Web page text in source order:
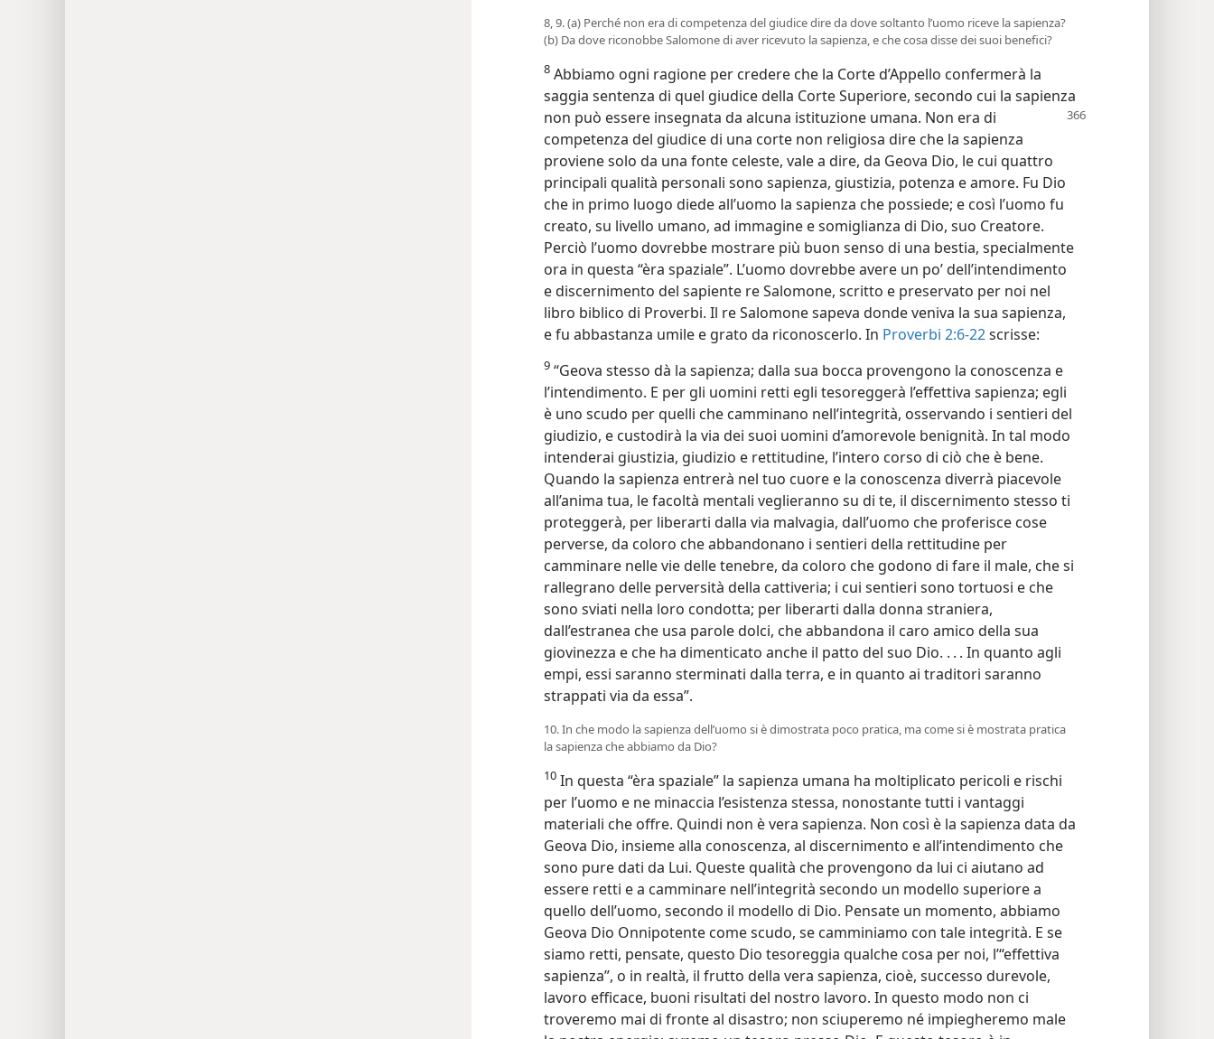
8, 9. (a) Perché non era di competenza del giudice dire da dove soltanto l’uomo riceve la sapienza?
(b) Da dove riconobbe Salomone di aver ricevuto la sapienza, e che cosa disse dei suoi benefici?
8 Abbiamo ogni ragione per credere che la Corte d’Appello confermerà la
saggia sentenza di quel giudice della Corte Superiore, secondo cui la sapienza
non può essere insegnata da alcuna istituzione umana. Non era di
competenza del giudice di una corte non religiosa dire che la sapienza
proviene solo da una fonte celeste, vale a dire, da Geova Dio, le cui quattro
principali qualità personali sono sapienza, giustizia, potenza e amore. Fu Dio
che in primo luogo diede all’uomo la sapienza che possiede; e così l’uomo fu
creato, su livello umano, ad immagine e somiglianza di Dio, suo Creatore.
Perciò l’uomo dovrebbe mostrare più buon senso di una bestia, specialmente
ora in questa “èra spaziale”. L’uomo dovrebbe avere un po’ dell’intendimento
e discernimento del sapiente re Salomone, scritto e preservato per noi nel
libro biblico di Proverbi. Il re Salomone sapeva donde veniva la sua sapienza,
e fu abbastanza umile e grato da riconoscerlo. In Proverbi 2:6-22scrisse:
9 “Geova stesso dà la sapienza; dalla sua bocca provengono la conoscenza e
l’intendimento. E per gli uomini retti egli tesoreggerà l’effettiva sapienza; egli
è uno scudo per quelli che camminano nell’integrità, osservando i sentieri del
giudizio, e custodirà la via dei suoi uomini d’amorevole benignità. In tal modo
intenderai giustizia, giudizio e rettitudine, l’intero corso di ciò che è bene.
Quando la sapienza entrerà nel tuo cuore e la conoscenza diverrà piacevole
all’anima tua, le facoltà mentali veglieranno su di te, il discernimento stesso ti
proteggerà, per liberarti dalla via malvagia, dall’uomo che proferisce cose
perverse, da coloro che abbandonano i sentieri della rettitudine per
camminare nelle vie delle tenebre, da coloro che godono di fare il male, che si
rallegrano delle perversità della cattiveria; i cui sentieri sono tortuosi e che
sono sviati nella loro condotta; per liberarti dalla donna straniera,
dall’estranea che usa parole dolci, che abbandona il caro amico della sua
giovinezza e che ha dimenticato anche il patto del suo Dio. . . . In quanto agli
empi, essi saranno sterminati dalla terra, e in quanto ai traditori saranno
strappati via da essa”.
10. In che modo la sapienza dell’uomo si è dimostrata poco pratica, ma come si è mostrata pratica
la sapienza che abbiamo da Dio?
10 In questa “èra spaziale” la sapienza umana ha moltiplicato pericoli e rischi
per l’uomo e ne minaccia l’esistenza stessa, nonostante tutti i vantaggi
materiali che offre. Quindi non è vera sapienza. Non così è la sapienza data da
Geova Dio, insieme alla conoscenza, al discernimento e all’intendimento che
sono pure dati da Lui. Queste qualità che provengono da lui ci aiutano ad
essere retti e a camminare nell’integrità secondo un modello superiore a
quello dell’uomo, secondo il modello di Dio. Pensate un momento, abbiamo
Geova Dio Onnipotente come scudo, se camminiamo con tale integrità. E se
siamo retti, pensate, questo Dio tesoreggia qualche cosa per noi, l’“effettiva
sapienza”, o in realtà, il frutto della vera sapienza, cioè, successo durevole,
lavoro efficace, buoni risultati del nostro lavoro. In questo modo non ci
troveremo mai di fronte al disastro; non sciuperemo né impiegheremo male